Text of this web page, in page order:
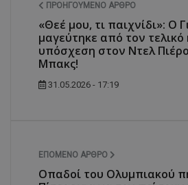
ΠΡΟΗΓΟΎΜΕΝΟ ΆΡΘΡΟ
«Θεέ μου, τι παιχνίδι»: Ο
μαγεύτηκε από τον
υπόσχεση στον Ντελ
Μπακς!
31.05.2026 - 17:19
ΕΠΌΜΕΝΟ ΆΡΘΡΟ
Οπαδοί του Ολυμπιακού